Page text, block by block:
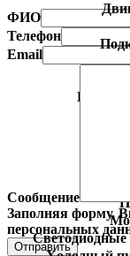
ФИО
Телефон
Email
Сообщение
Заполняя форму,
персональных
Светодиодные